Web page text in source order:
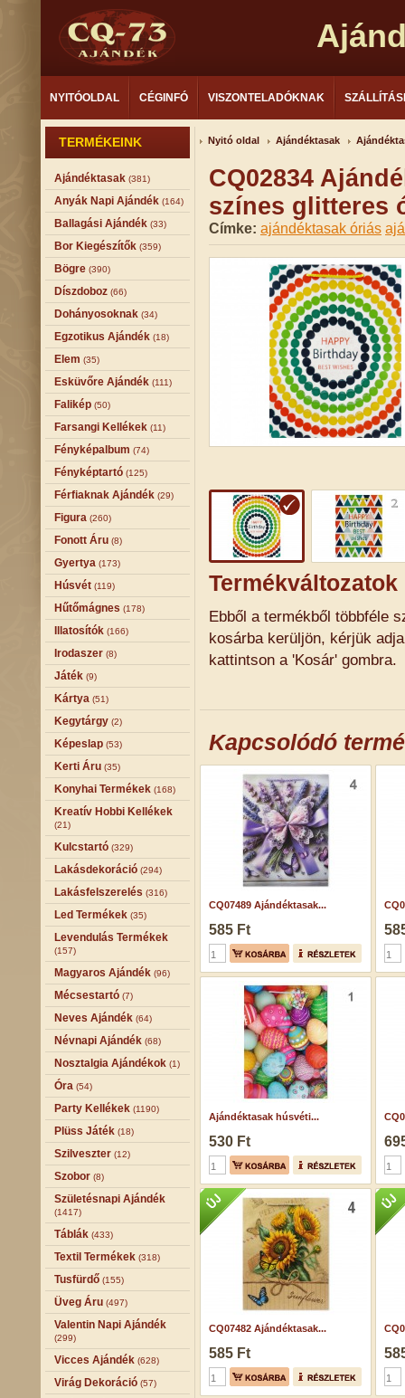
NYITÓOLDAL CÉGINFÓ VISZONTELADÓKNAK
TERMÉKEINK
Ajándéktasak (381)
Anyák Napi Ajándék (164)
Ballagási Ajándék (33)
Bor Kiegészítők (359)
Bögre (390)
Díszdoboz (66)
Dohányosoknak (34)
Egzotikus Ajándék (18)
Elem (35)
Esküvőre Ajándék (111)
Falikép (50)
Farsangi Kellékek (11)
Fényképalbum (74)
Fényképtartó (125)
Férfiaknak Ajándék (29)
Figura (260)
Fonott Áru (8)
Gyertya (173)
Húsvét (119)
Hűtőmágnes (178)
Illatosítók (166)
Irodaszer (8)
Játék (9)
Kártya (51)
Kegytárgy (2)
Képeslap (53)
Kerti Áru (35)
Konyhai Termékek (168)
Kreatív Hobbi Kellékek
(21)
Kulcstartó (329)
Lakásdekoráció (294)
Lakásfelszerelés (316)
Led Termékek (35)
Levendulás Termékek
(157)
Magyaros Ajándék (96)
Mécsestartó (7)
Neves Ajándék (64)
Névnapi Ajándék (68)
Nosztalgia Ajándékok (1)
Óra (54)
Party Kellékek (1190)
Plüss Játék (18)
Szilveszter (12)
Szobor (8)
Születésnapi Ajándék
(1417)
Táblák (433)
Textil Termékek (318)
Tusfürdő (155)
Üveg Áru (497)
Valentin Napi Ajándék
(299)
Vicces Ajándék (628)
Virág Dekoráció (57)
Nyitó oldal Ajándéktasak
CQ02834
színes glitteres
Címke: ajándéktasak óriás
Termékváltozatok
Ebből a termékből többféle
kosárba kerüljön, kérjük
kattintson a 'Kosár' gombra.
Kapcsolódó
CQ07489 Ajándéktasak...
585 Ft
Ajándéktasak húsvéti...
530 Ft
CQ07482 Ajándéktasak...
585 Ft